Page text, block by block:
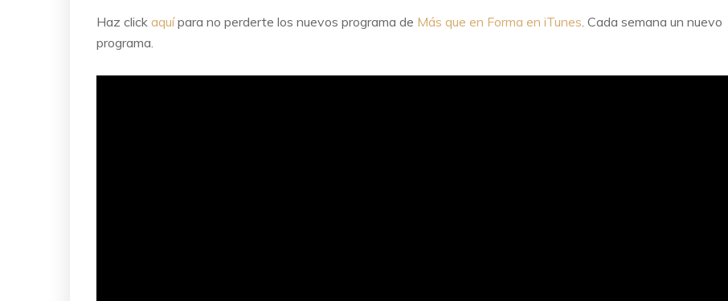
Haz click aquípara no perderte los nuevos programa de Más que en Forma en iTunes . Cada semana un nuevo
programa.